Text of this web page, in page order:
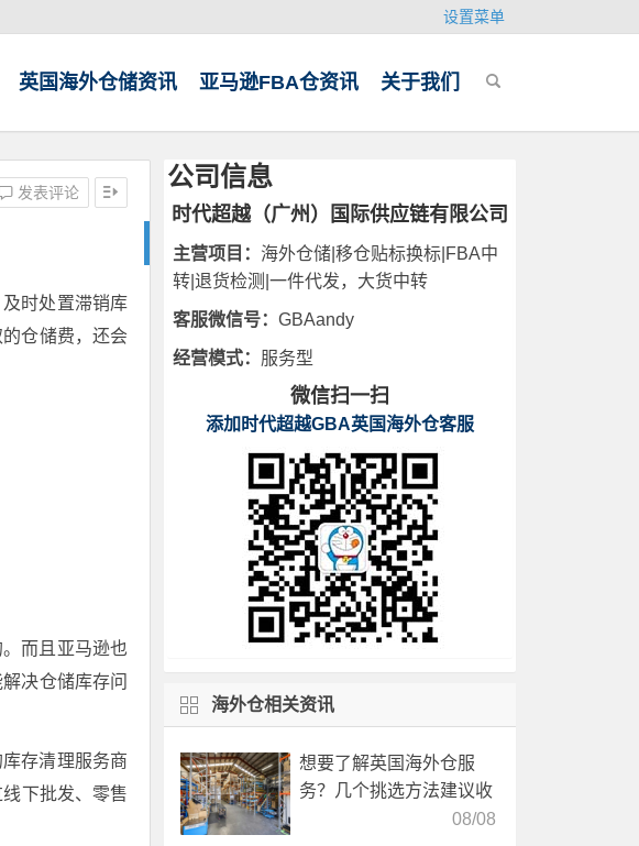
设置菜单
英国海外仓储资讯 亚马逊FBA仓资讯 关于我们
发表评论
时处置滞销库
仓储费，还会
而且亚马逊也
决仓储库存问
存清理服务商
下批发、零售
公司信息
时代超越（广州）国际供应链有限公司
主营项目： 海外仓储|移仓贴标换标|FBA中
转|退货检测|一件代发，大货中转
客服微信号： GBAandy
经营模式： 服务型
微信扫一扫
添加时代超越GBA英国海外仓客服
海外仓相关资讯
想要了解英国海外仓服
务？几个挑选方法建议收
08/08